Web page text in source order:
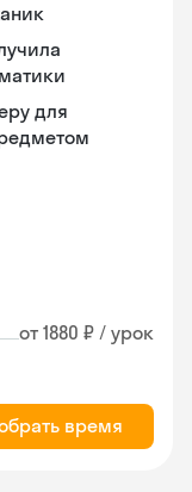
для
от 1880 ₽ / урок
время